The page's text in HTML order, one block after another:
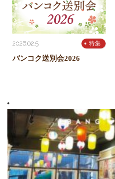
2026.02.5 特集
バンコク送別会2026